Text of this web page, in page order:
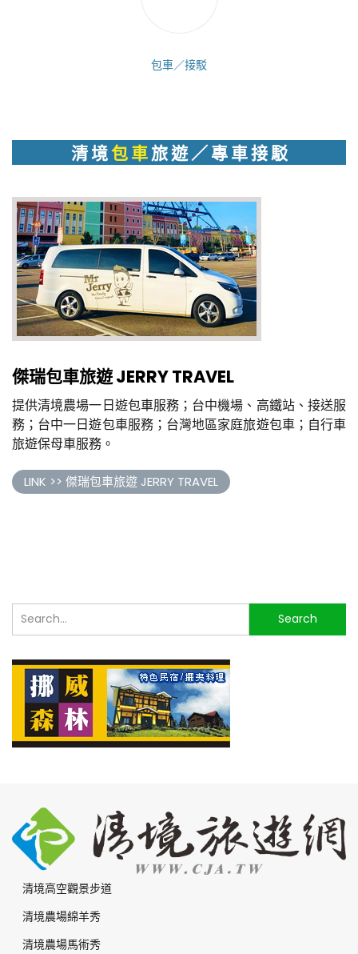
包車／接駁
清 境包 車旅 遊 ／ 專 車 接 駁
傑瑞包車旅遊 JERRY TRAVEL
提供清境農場一日遊包車服務；台中機場、高鐵站、接送服
務；台中一日遊包車服務；台灣地區家庭旅遊包車；自行車
旅遊保母車服務。
LINK >> 傑瑞包車旅遊 JERRY TRAVEL
搜
尋...
Search
清境高空觀景步道
清境農場綿羊秀
清境農場馬術秀